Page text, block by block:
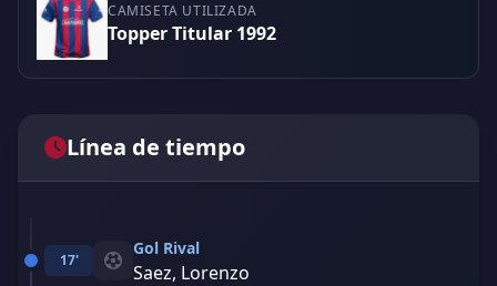
CAMISETA UTILIZADA
Topper Titular 1992
Línea de tiempo
17'
Gol Rival
Saez, Lorenzo